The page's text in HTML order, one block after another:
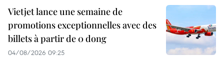
Vietjet lance une semaine de
promotions exceptionnelles avec des
billets à partir de 0 dong
04/08/2026 09:25